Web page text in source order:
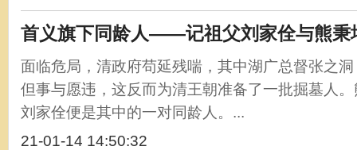
首义旗下同龄人——记祖父刘家佺与熊秉
面临危局，清政府苟延残喘，其中湖广总督张之
但事与愿违，这反而为清王朝准备了一批掘墓人
刘家佺便是其中的一对同龄人。...
21-01-14 14:50:32